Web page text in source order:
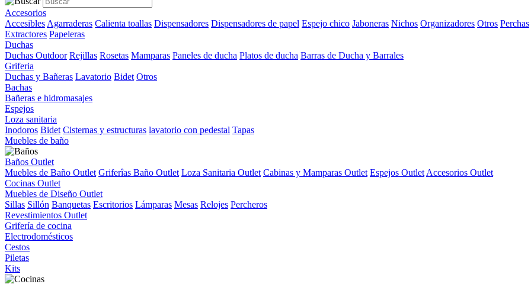
Accesorios
Accesibles Agarraderas Calienta toallas Dispensadores Dispensadores de papel Espejo chico Jaboneras Nichos Organizadores Otros Perchas
Extractores Papeleras
Duchas
Duchas Outdoor Rejillas Rosetas Mamparas Paneles de ducha Platos de ducha Barras de Ducha y Barrales
Griferia
Duchas y Bañeras Lavatorio Bidet Otros
Bachas
Bañeras e hidromasajes
Espejos
Loza sanitaria
Inodoros Bidet Cisternas y estructuras lavatorio con pedestal Tapas
Muebles de baño
Baños Outlet
Muebles de Baño Outlet Griferîas Baño Outlet Loza Sanitaria Outlet Cabinas y Mamparas Outlet Espejos Outlet Accesorios Outlet
Cocinas Outlet
Muebles de Diseño Outlet
Sillas Sillón Banquetas Escritorios Lámparas Mesas Relojes Percheros
Revestimientos Outlet
Grifería de cocina
Electrodomésticos
Cestos
Piletas
Kits